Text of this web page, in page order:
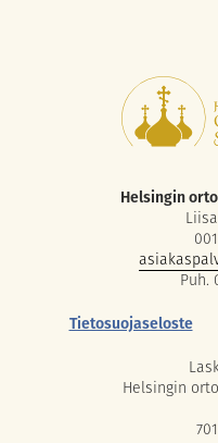
Helsingin
Puh.
Tietosuojaseloste
Helsingin